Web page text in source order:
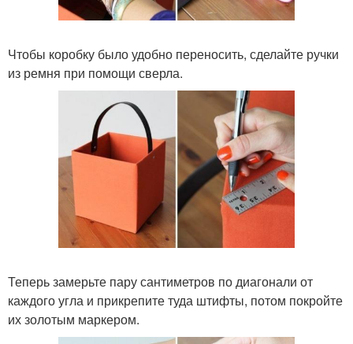
Чтобы коробку было удобно переносить, сделайте ручки
из ремня при помощи сверла.
Теперь замерьте пару сантиметров по диагонали от
каждого угла и прикрепите туда штифты, потом покройте
их золотым маркером.